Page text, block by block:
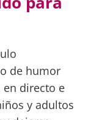
de humor
directo e
y adultos